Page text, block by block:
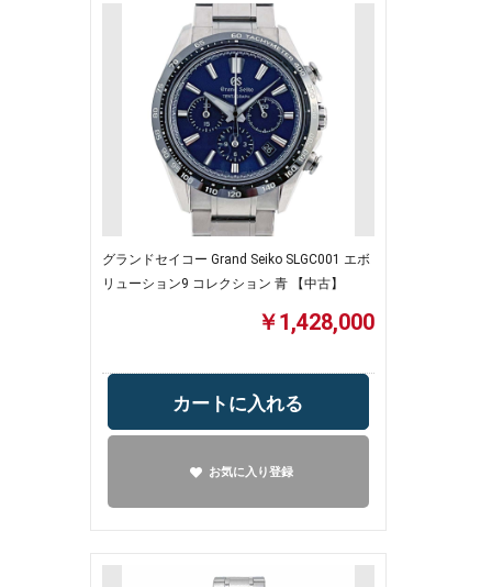
グランドセイコー Grand Seiko SLGC001 エボ
リューション9 コレクション 青 【中古】
￥1,428,000
カートに入れる
お気に入り登録